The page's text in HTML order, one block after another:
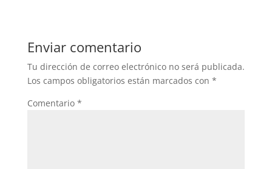
Enviar comentario
Tu dirección de correo electrónico no será publicada.
Los campos obligatorios están marcados con *
Comentario *